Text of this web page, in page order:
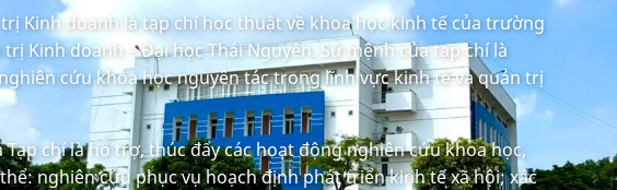
Kinh doanh là tạp chí học thuật về khoa học kinh tế của trường
Kinh doanh – Đại học Thái Nguyên. Sứ mệnh của tạp chí là
cứu khoa học nguyên tác trong lĩnh vực kinh tế và quản trị
chí là hỗ trợ, thúc đẩy các hoạt động nghiên cứu khoa học,
nghiên cứu phục vụ hoạch định phát triển kinh tế xã hội; xác